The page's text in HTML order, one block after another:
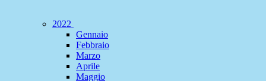
2022
Gennaio
Febbraio
Marzo
Aprile
Maggio